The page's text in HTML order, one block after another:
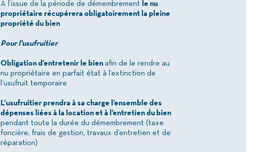
A l’issue de la période de démembrement
le nu
propriétaire récupérera obligatoirement la pleine
propriété du bien
Pour l'usufruitier
Obligation d’entretenir le bien afin de le rendre au
nu propriétaire en parfait état à l’extinction de
l’usufruit temporaire
L’usufruitier prendra à sa charge l’ensemble des
dépenses liées à la location et à l’entretien du bien
pendant toute la durée du démembrement (taxe
foncière, frais de gestion, travaux d’entretien et de
réparation)